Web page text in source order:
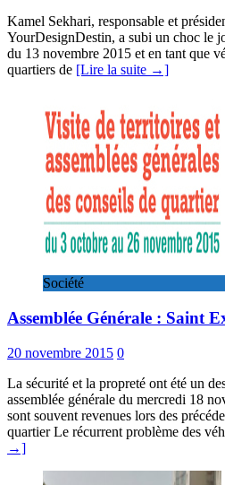
Kamel Sekhari, responsable et
YourDesignDestin, a subi un choc le
du 13 novembre 2015 et en tant que
quartiers de [Lire la suite →]
Société
Assemblée Générale : Saint
20 novembre 2015 0
La sécurité et la propreté ont été un
assemblée générale du mercredi 18
sont souvent revenues lors des
quartier Le récurrent problème des
→]